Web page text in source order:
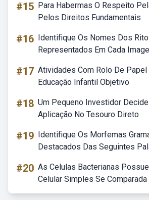
#15 Para Habermas O Respeito
Pelos Direitos Fundamentais
#16 Identifique Os Nomes Dos
Representados Em Cada
#17 Atividades Com Rolo De
Educação Infantil Objetivo
#18 Um Pequeno Investidor
Aplicação No Tesouro Direto
#19 Identifique Os Morfemas
Destacados Das Seguintes
#20 As Celulas Bacterianas
Celular Simples Se Comparada